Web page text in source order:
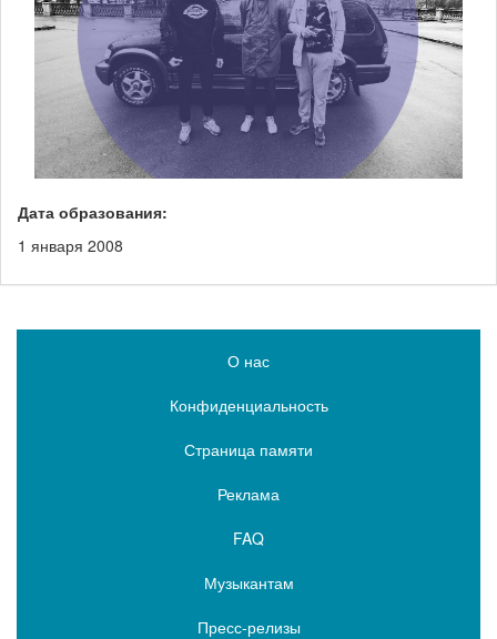
Дата образования:
1 января 2008
О нас
Конфиденциальность
Страница памяти
Реклама
FAQ
Музыкантам
Пресс-релизы